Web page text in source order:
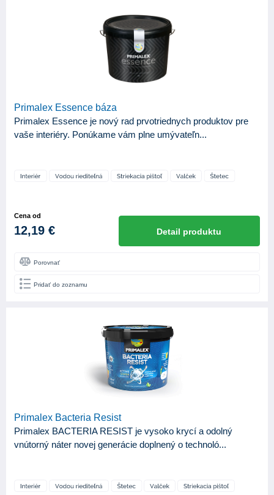
Primalex Essence báza
Primalex Essence je nový rad prvotriednych produktov pre
vaše interiéry. Ponúkame vám plne umývateľn...
Cena od
12,19 € Detail produktu
Porovnať
Pridať do zoznamu
Primalex Bacteria Resist
Primalex BACTERIA RESIST je vysoko krycí a odolný
vnútorný náter novej generácie doplnený o technoló...